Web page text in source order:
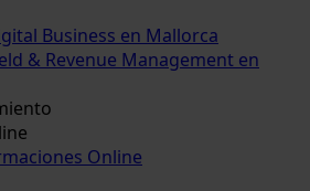
Business en Mallorca
& Revenue Management en
Online